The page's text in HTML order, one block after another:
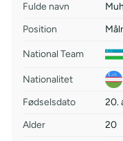
Fulde navn
Position
National Team
Nationalitet
Fødselsdato
20.
Alder
20